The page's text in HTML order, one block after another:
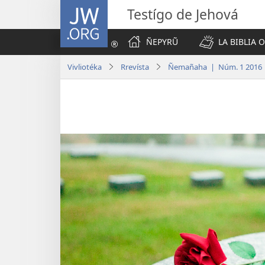
JW.ORG Testígo de Jehová
ÑEPYRŨ
LA BIBLIA
Vivliotéka Rrevísta Ñemañaha | Núm. 1 2016